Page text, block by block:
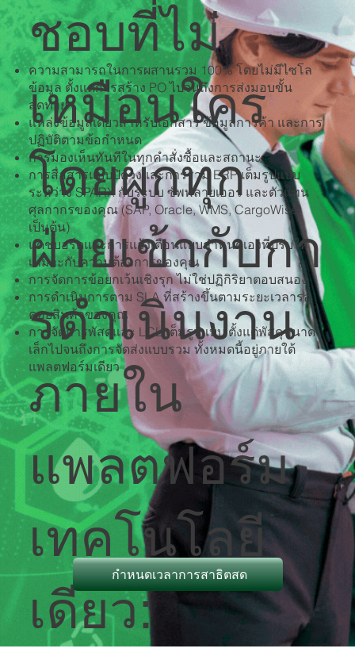
ชอบที่ไม่
เหมือนใคร
โดยผูกทุก
ฝ่ายเข้ากับกา
รดําเนินงาน
ภายใน
แพลตฟอร์ม
เทคโนโลยี
เดียว:
ความสามารถในการผสานรวม 100% โดยไม่มีไซโล
ข้อมูล ตั้งแต่การสร้าง PO ไปจนถึงการส่งมอบขั้น
สุดท้าย
แหล่งข้อมูลเดียวสําหรับเอกสาร ข้อมูลการค้า และการ
ปฏิบัติตามข้อกําหนด
การมองเห็นทันทีในทุกคําสั่งซื้อและสถานะ
การสื่อสารแบบปิดวงและการรวม ERP เต็มรูปแบบ
ระหว่าง SPARX กับระบบ ซัพพลายเออร์ และตัวแทน
ศุลกากรของคุณ (SAP, Oracle, WMS, CargoWise
เป็นต้น)
แดชบอร์ดและการแจ้งเตือนแบบกําหนดเองที่ปรับให้
เหมาะกับความต้องการของคุณ
การจัดการข้อยกเว้นเชิงรุก ไม่ใช่ปฏิกิริยาตอบสนอง
การดําเนินการตาม SLA ที่สร้างขึ้นตามระยะเวลารอ
คอยสินค้าของคุณ
การจัดการพัสดุและ LCL เต็มรูปแบบ ตั้งแต่พัสดุขนาด
เล็กไปจนถึงการจัดส่งแบบรวม ทั้งหมดนี้อยู่ภายใต้
แพลตฟอร์มเดียว
กําหนดเวลาการสาธิตสด